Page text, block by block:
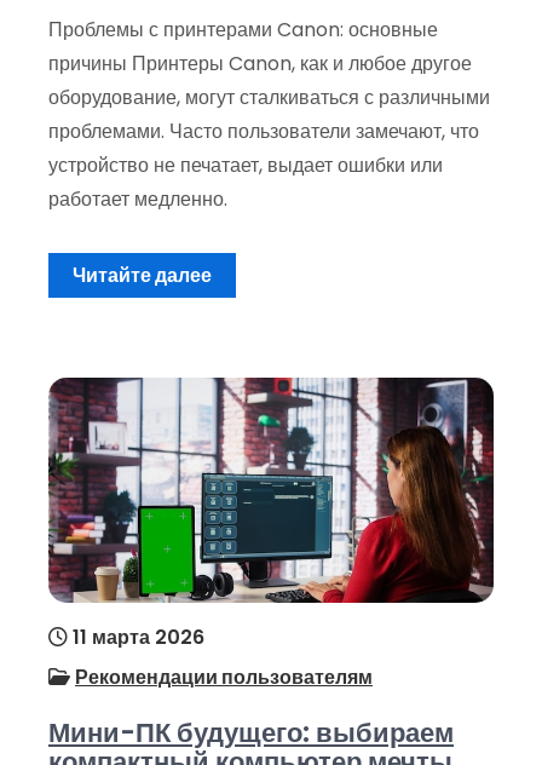
Проблемы с принтерами Canon: основные
причины Принтеры Canon, как и любое другое
оборудование, могут сталкиваться с различными
проблемами. Часто пользователи замечают, что
устройство не печатает, выдает ошибки или
работает медленно.
Читайте далее
11 марта 2026
Рекомендации пользователям
Мини-ПК будущего: выбираем